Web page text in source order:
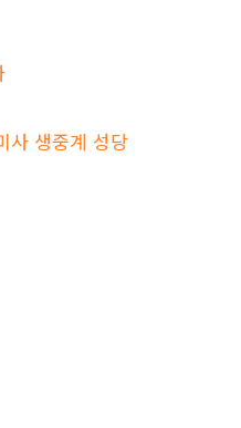
사 생중계 성당